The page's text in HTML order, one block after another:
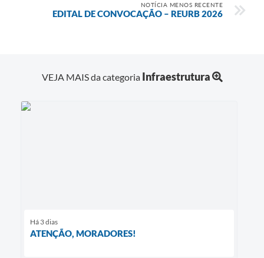
NOTÍCIA MENOS RECENTE
EDITAL DE CONVOCAÇÃO – REURB 2026
VEJA MAIS da categoria Infraestrutura
Há 3 dias
ATENÇÃO, MORADORES!